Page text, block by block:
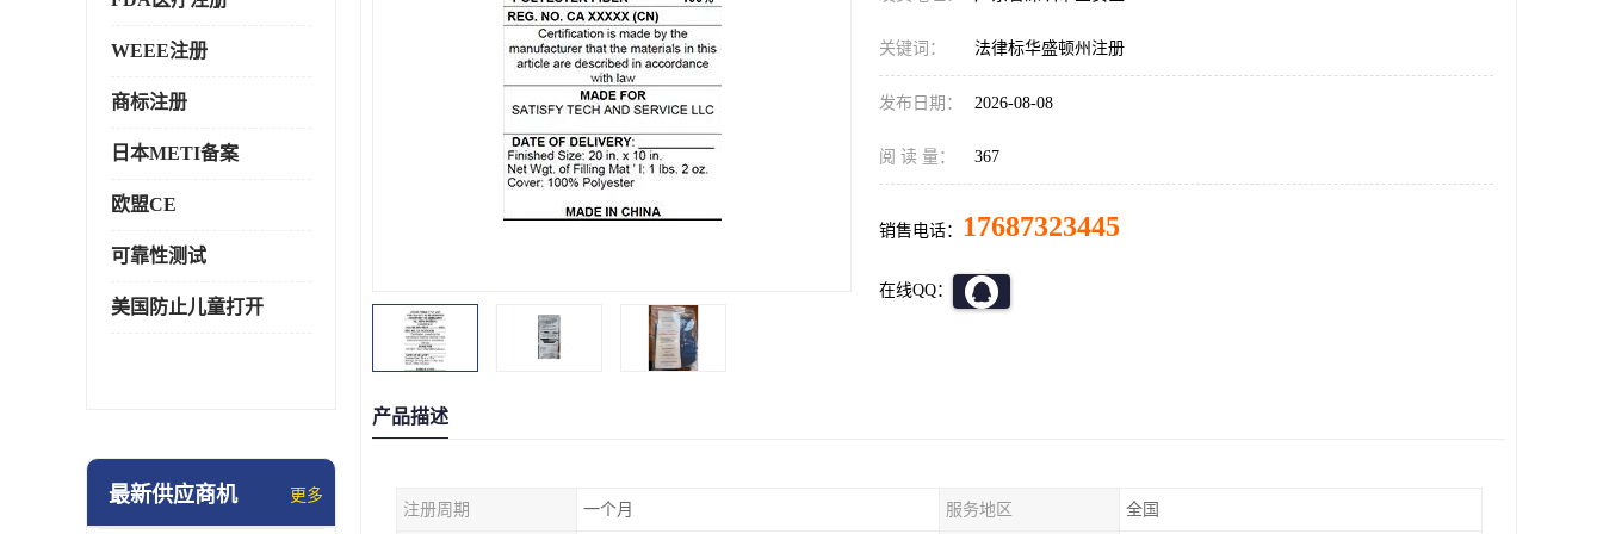
WEEE注册
商标注册
日本METI备案
欧盟CE
可靠性测试
美国防止儿童打开
最新供应商机 更多
关键词： 法律标华盛顿州注册
发布日期： 2026-08-08
阅 读 量： 367
销售电话： 17687323445
在线QQ：
产品描述
注册周期 一个月 服务地区 全国